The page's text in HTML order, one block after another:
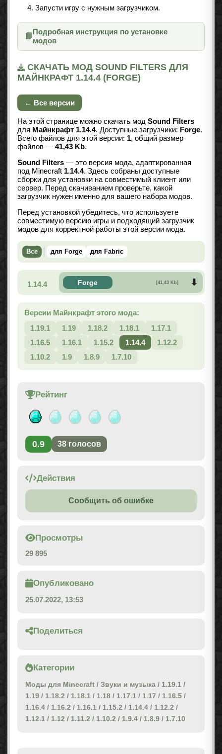
Запусти игру с нужным загрузчиком.
📘
Подробная инструкция по установке
модов
СКАЧАТЬ МОД SOUND FILTERS ДЛЯ
МАЙНКРАФТ 1.14.4 (FORGE)
← Все версии
На этой странице можно скачать мод Sound Filters
для Майнкрафт 1.14.4. Доступные загрузчики: Forge.
Всего файлов для этой версии: 1, общий размер
файлов — 41,43 Kb.
Sound Filters — это версия мода, адаптированная
под Minecraft 1.14.4. Здесь собраны доступные
сборки для установки на совместимый клиент или
сервер. Перед скачиванием проверьте, какой
загрузчик нужен именно для вашего набора модов.
Перед установкой убедитесь, что используете
совместимую версию игры и подходящий загрузчик
модов для корректной работы этой версии мода.
Все для Forge для Fabric
1.14.4 Forge [41,43 Kb]
Версии Майнкрафт этого мода:
1.19.1
1.19 1.18.2 1.18.1
1.17.1
1.16.5
1.16.1 1.15.2 1.14.4
1.12.2
1.10.2
1.9 1.8.9 1.7.10
Рейтинг
0.9 38 голосов
Действия
Сообщить об ошибке
Просмотры
29 895
Опубликовано
25.07.2022, 13:53
Поделиться
Категории
Моды для Minecraft / Звуки и музыка / 1.19.1 /
1.19 / 1.18.2 / 1.18.1 / 1.18 / 1.17.1 / 1.17 / 1.16.5 /
1.16.4 / 1.16.2 / 1.16.1 / 1.15.2 / 1.14.4 / 1.12.2 /
1.12.1 / 1.12 / 1.11.2 / 1.10.2 / 1.9.4 / 1.8.9 / 1.7.10